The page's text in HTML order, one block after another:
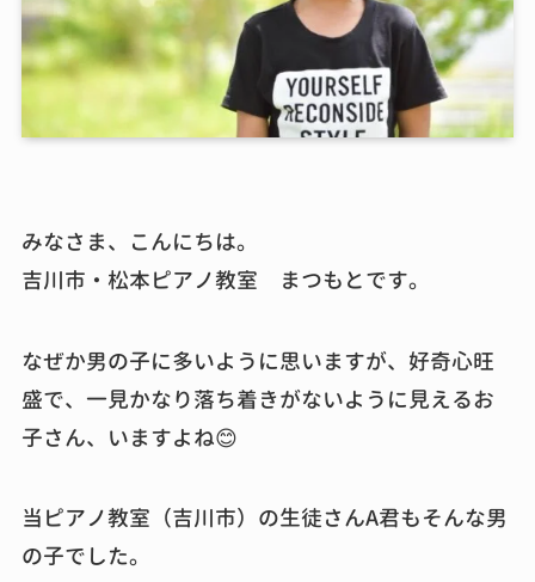
みなさま、こんにちは。
吉川市・松本ピアノ教室 まつもとです。
なぜか男の子に多いように思いますが、好奇心旺
盛で、一見かなり落ち着きがないように見えるお
子さん、いますよね😊
当ピアノ教室（吉川市）の生徒さんA君もそんな男
の子でした。